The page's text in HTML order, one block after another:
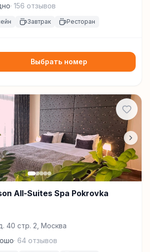
· 156 отзывов
Завтрак Ресторан
Выбрать номер
All-Suites Spa Pokrovka
40 стр. 2, Москва
· 64 отзывов